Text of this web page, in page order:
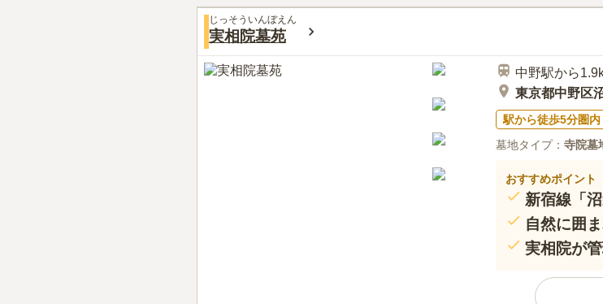
じっそういんぼえん
実相院墓苑
中野駅から
東京都中野区
駅から徒歩5分圏内
墓地タイプ： 寺院墓
おすすめポイント
新宿線「
自然に囲
実相院が